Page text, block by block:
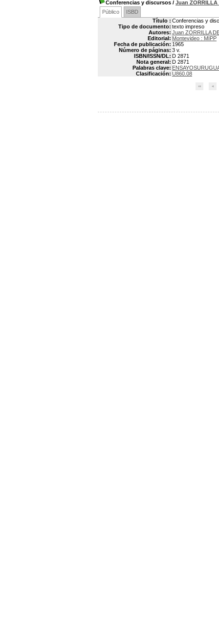
Conferencias y discursos / Juan ZORRILLA
Público
ISBD
Título : Conferencias y
Tipo de documento: texto impreso
Autores: Juan ZORRILLA
Editorial: Montevideo : MIPP
Fecha de publicación: 1965
Número de páginas: 3 v.
ISBN/ISSN/DL: D 2871
Nota general: D 2871
Palabras clave:
Clasificación: U860.08